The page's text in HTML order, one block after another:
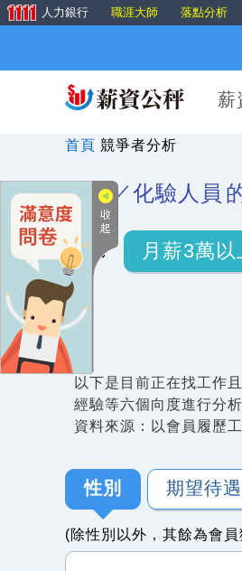
人力銀行 職涯大師 落點分析
薪
首頁 競爭者分析
實驗／化驗人員
月薪3萬以
以下是目前正在找工作
經驗等六個向度進行分
資料來源：以會員履歷
性別 期望待遇
(除性別以外，其餘為會